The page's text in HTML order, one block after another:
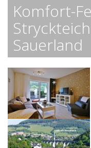
Komfort-
Sauerland